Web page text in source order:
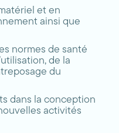
et en
ainsi que
normes de santé
de la
du
dans la conception
activités